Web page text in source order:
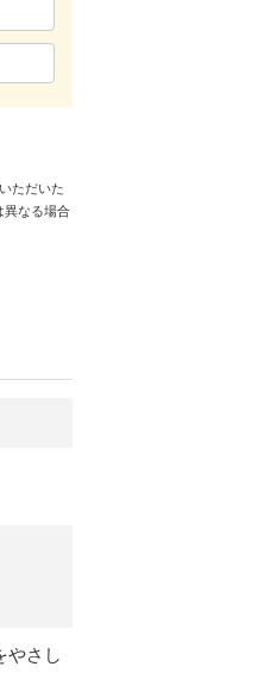
ただいた
異なる場合
やさし